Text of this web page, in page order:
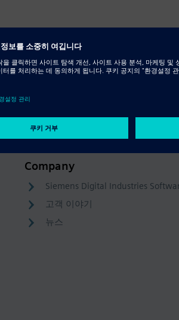
Company
Siemens Digital Industries
고객 이야기
뉴스